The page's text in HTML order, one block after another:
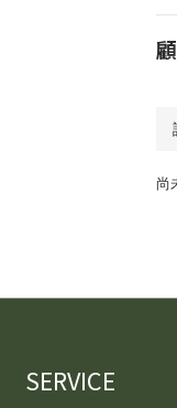
尚
SERVICE